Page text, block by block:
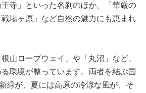
王寺」といった名刹のほか、「華厳の
場ヶ原」など自然の魅力にも恵まれ
山ロープウェイ」や「丸沼」など、
環境が整っています。両者を結ぶ国
緑が、夏には高原の冷涼な風が、そ